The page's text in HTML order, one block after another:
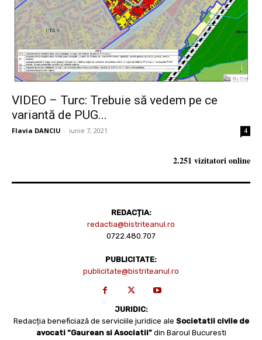
VIDEO – Turc: Trebuie să vedem pe ce
variantă de PUG...
Flavia DANCIU - iunie 7, 2021 4
2.251 vizitatori online
REDACȚIA:
redactia@bistriteanul.ro
0722.480.707
PUBLICITATE:
publicitate@bistriteanul.ro
JURIDIC:
Redacția beneficiază de serviciile juridice ale Societatii civile de
avocati “Gaurean si Asociatii” din Baroul Bucuresti